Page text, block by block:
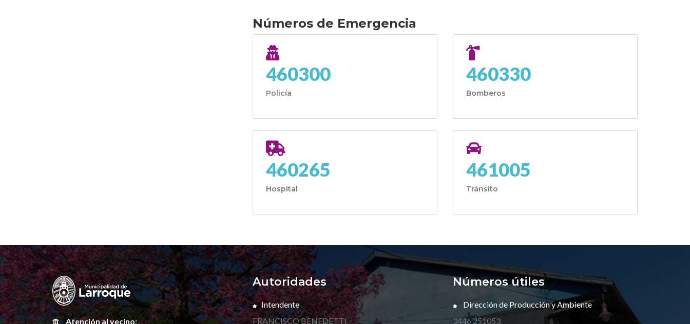
Números de Emergencia
460300
Policía
460330
Bomberos
460265
Hospital
461005
Tránsito
Atención al vecino:
Autoridades
Intendente
FRANCISCO BENEDETTI
Números útiles
Dirección de Producción y Ambiente
3446 251053